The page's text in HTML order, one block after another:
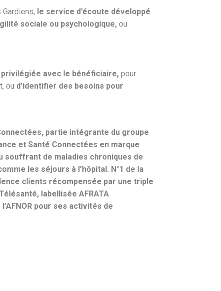
le service d’écoute développé
sociale ou psychologique, ou
avec le bénéficiaire, pour
ou d’identifier des besoins pour
partie intégrante du groupe
et Santé Connectées en marque
souffrant de maladies chroniques de
les séjours à l’hôpital. N°1 de la
clients récompensée par une triple
labellisée AFRATA
pour ses activités de